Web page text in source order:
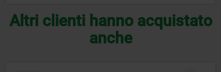
Altri clienti hanno acquistato
anche